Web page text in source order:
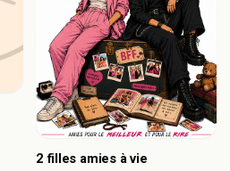
2 filles amies à vie